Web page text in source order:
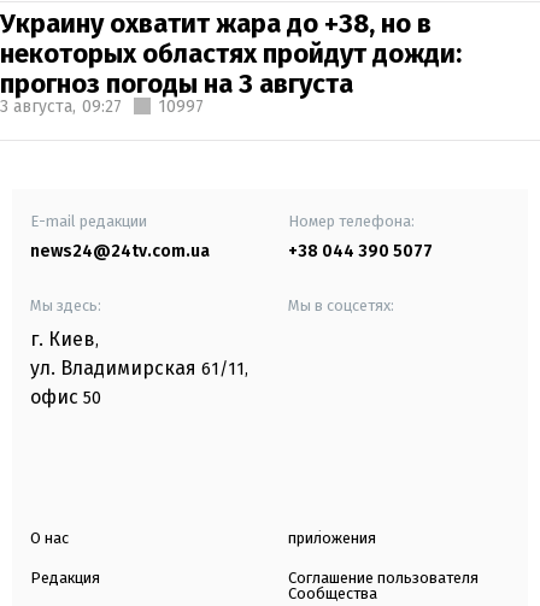
Украину охватит жара до +38, но в
некоторых областях пройдут дожди:
прогноз погоды на 3 августа
3 августа, 09:27 10997
E-mail редакции
news24@24tv.com.ua
Номер телефона:
+38 044 390 5077
Мы здесь:
г. Киев,
ул. Владимирская 61/11,
офис 50
Мы в соцсетях:
О нас
Редакция
приложения
Соглашение пользователя
Сообщества